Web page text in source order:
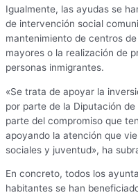
Igualmente, las ayudas se
de intervención social
mantenimiento de centros
mayores o la realización de
personas inmigrantes.
«Se trata de apoyar la
por parte de la Diputación
parte del compromiso que
apoyando la atención que
sociales y juventud», ha
En concreto, todos los
habitantes se han